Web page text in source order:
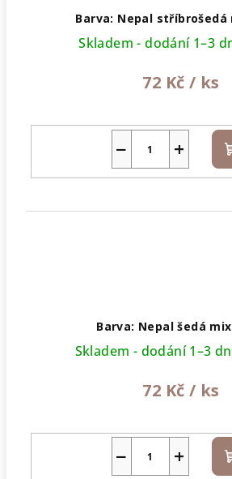
Barva: Nepal stříbrošedá
Skladem - dodání 1–3
72 Kč / ks
+
−
Barva: Nepal šedá
Skladem - dodání 1–3
72 Kč / ks
+
−